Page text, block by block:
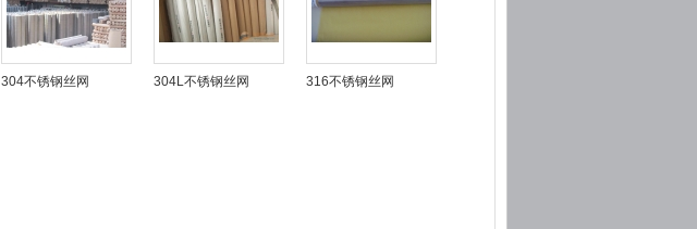
304不锈钢丝网 304L不锈钢丝网 316不锈钢丝网